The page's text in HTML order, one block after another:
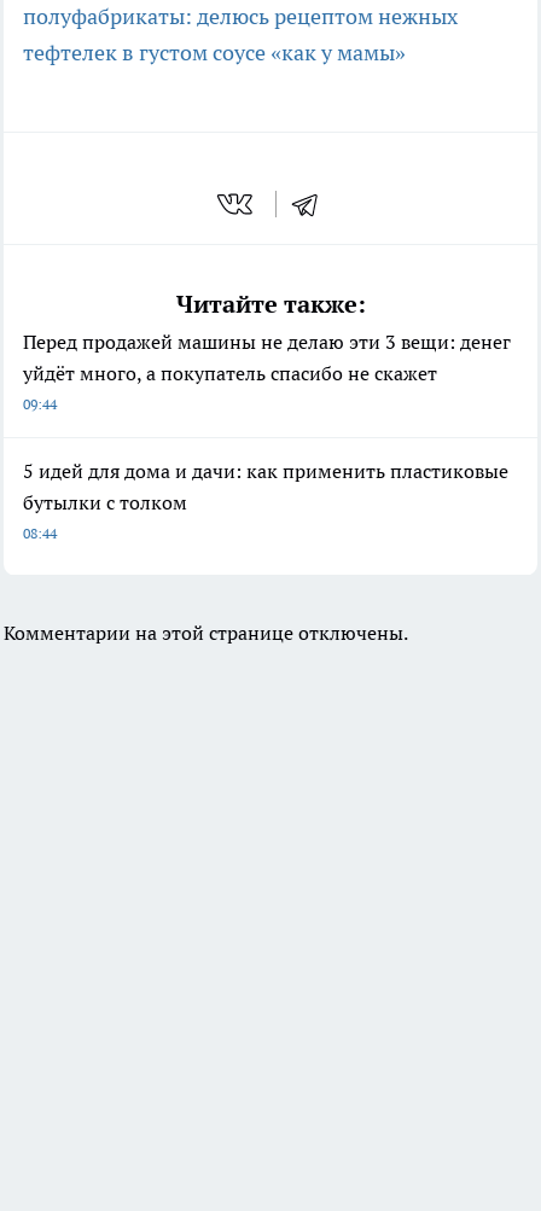
полуфабрикаты: делюсь рецептом нежных
тефтелек в густом соусе «как у мамы»
Читайте также:
Перед продажей машины не делаю эти 3 вещи: денег
уйдёт много, а покупатель спасибо не скажет
09:44
5 идей для дома и дачи: как применить пластиковые
бутылки с толком
08:44
Комментарии на этой странице отключены.